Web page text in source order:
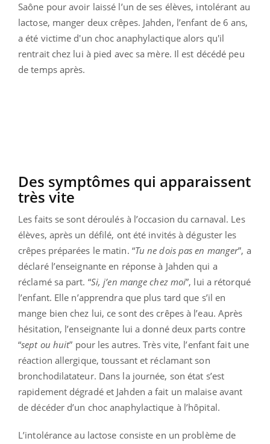
Saône pour avoir laissé l’un de ses élèves, intolérant au
lactose, manger deux crêpes. Jahden, l’enfant de 6 ans,
a été victime d'un choc anaphylactique alors qu'il
rentrait chez lui à pied avec sa mère. Il est décédé peu
de temps après.
Des symptômes qui apparaissent
très vite
Les faits se sont déroulés à l’occasion du carnaval. Les
élèves, après un défilé, ont été invités à déguster les
crêpes préparées le matin. “Tu ne dois pas en manger”, a
déclaré l’enseignante en réponse à Jahden qui a
réclamé sa part. “Si, j’en mange chez moi”, lui a rétorqué
l’enfant. Elle n’apprendra que plus tard que s’il en
mange bien chez lui, ce sont des crêpes à l’eau. Après
hésitation, l’enseignante lui a donné deux parts contre
“sept ou huit” pour les autres. Très vite, l’enfant fait une
réaction allergique, toussant et réclamant son
bronchodilatateur. Dans la journée, son état s’est
rapidement dégradé et Jahden a fait un malaise avant
de décéder d’un choc anaphylactique à l’hôpital.
L’intolérance au lactose consiste en un problème de